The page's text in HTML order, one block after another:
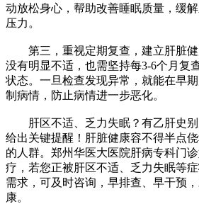
动放松身心，帮助改善睡眠质量，缓
压力。
第三，重视定期复查，建立肝脏健
没有明显不适，也需坚持每3-6个月复
状态。一旦检查发现异常，就能在早
制病情，防止病情进一步恶化。
肝区不适、乏力失眠？有乙肝史别
给出关键提醒！肝脏健康容不得半点
的人群。郑州华医大医院肝病专科门
疗，若您正被肝区不适、乏力失眠等
需求，可及时咨询，早排查、早干预
康。